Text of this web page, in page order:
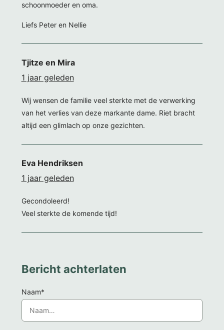
schoonmoeder en oma.
Liefs Peter en Nellie
Tjitze en Mira
1 jaar geleden
Wij wensen de familie veel sterkte met de verwerking
van het verlies van deze markante dame. Riet bracht
altijd een glimlach op onze gezichten.
Eva Hendriksen
1 jaar geleden
Gecondoleerd!
Veel sterkte de komende tijd!
Bericht achterlaten
Naam*